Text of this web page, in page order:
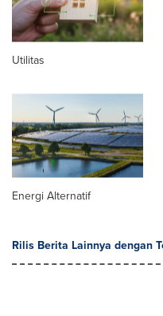
Utilitas
Energi Alternatif
Rilis Berita Lainnya dengan